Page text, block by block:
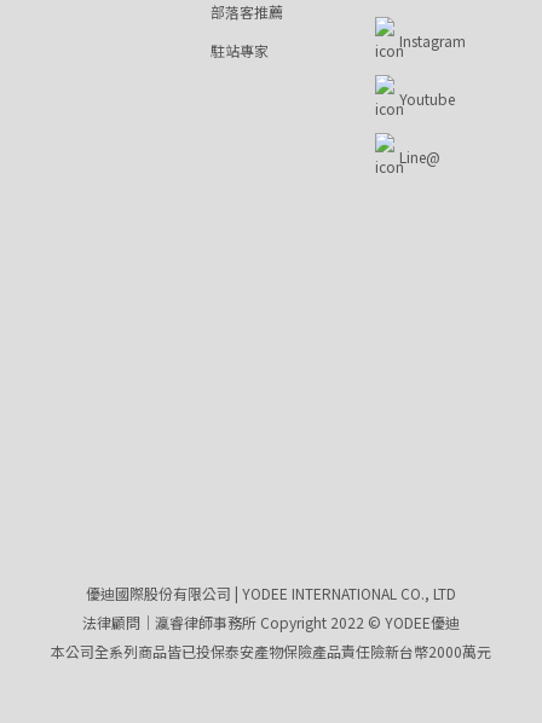
部落客推薦
駐站專家
Instagram
Youtube
Line@
優迪國際股份有限公司 | YODEE INTERNATIONAL CO., LTD
法律顧問｜瀛睿律師事務所 Copyright 2022 © YODEE優迪
本公司全系列商品皆已投保泰安產物保險產品責任險新台幣2000萬元